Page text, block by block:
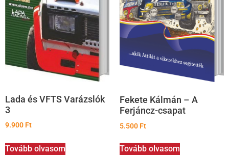
Lada és VFTS Varázslók
3
9.900 Ft
Tovább olvasom
Fekete Kálmán – A
Ferjáncz-csapat
5.500 Ft
Tovább olvasom